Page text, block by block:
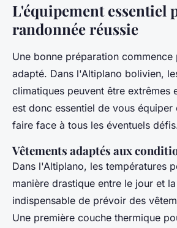
L'équipement essentiel
randonnée réussie
Une bonne préparation commence
adapté. Dans l'Altiplano bolivien,
climatiques peuvent être extrêmes
est donc essentiel de vous
faire face à tous les éventuels
Vêtements adaptés aux
Dans l'Altiplano, les températures
manière drastique entre le jour et
indispensable de prévoir des
Une première couche thermique